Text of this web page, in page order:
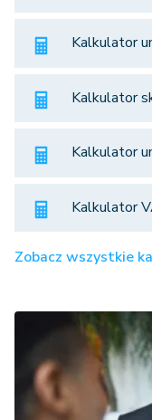
Kalkulator
Kalkulator
Kalkulator
Kalkulator
Zobacz wszystkie